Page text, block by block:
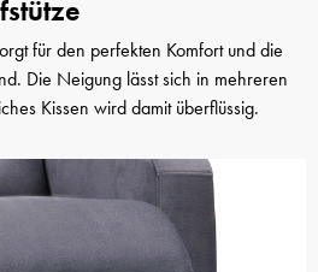
für den perfekten Komfort und die
Die Neigung lässt sich in mehreren
Kissen wird damit überflüssig.